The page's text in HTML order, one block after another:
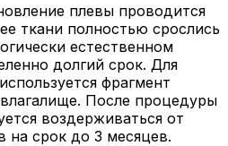
плевы проводится
ткани полностью срослись
естественном
долгий срок. Для
фрагмент
После процедуры
воздерживаться от
на срок до 3 месяцев.